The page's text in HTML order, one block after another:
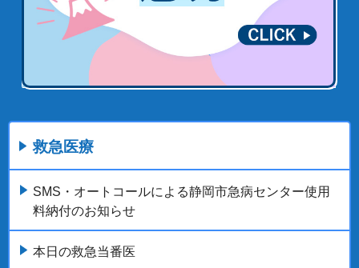
救急医療
SMS・オートコールによる静岡市急病センター使用
料納付のお知らせ
本日の救急当番医